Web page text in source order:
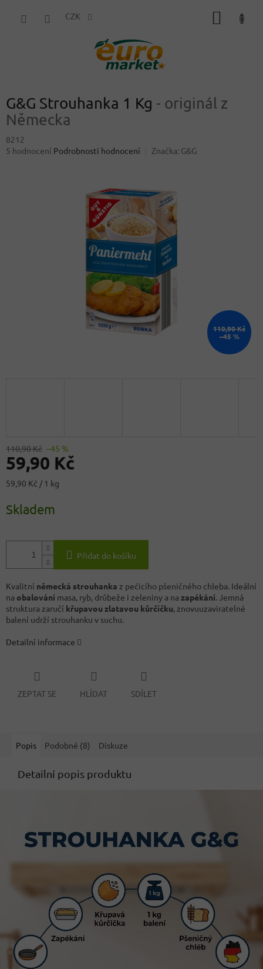
CZK
G&G Strouhanka 1 Kg - originál z
Německa
8212
Průměrné
5 hodnocení Podrobnosti hodnocení Značka: G&G
110,90 Kč
–45 %
110,90 Kč –45 %
59,90 Kč
Měrná
59,90 Kč / 1 kg
Skladem
Přidat do košíku
Kvalitní německá strouhanka z pečicího pšeničného chleba. Ideální
na obalování masa, ryb, drůbeže i zeleniny a na zapékání. Jemná
struktura zaručí křupavou zlatavou kůrčičku, znovuuzaviratelné
balení udrží strouhanku v suchu.
Detailní informace
ZEPTAT SE HLÍDAT SDÍLET
Popis Podobné (8) Diskuze
Detailní popis produktu